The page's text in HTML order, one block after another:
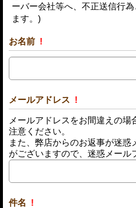
ーバー会社等へ、不正送信行
ます。)
お名前 !
メールアドレス !
メールアドレスをお間違えの
注意ください。
また、弊店からのお返事が迷
がございますので、迷惑メール
件名 !